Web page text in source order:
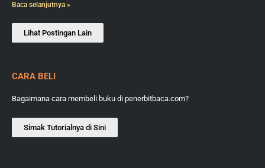
Baca selanjutnya »
Lihat Postingan Lain
CARA BELI
Bagaimana cara membeli buku di penerbitbaca.com?
Simak Tutorialnya di Sini